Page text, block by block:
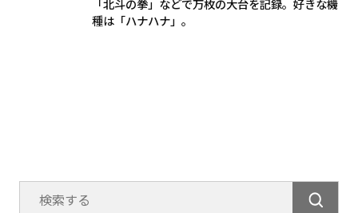
種は「ハナハナ」。